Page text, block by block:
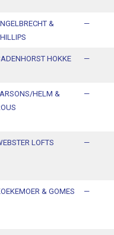
&
—
HOKKE —
HELM &
—
LOFTS —
& GOMES —